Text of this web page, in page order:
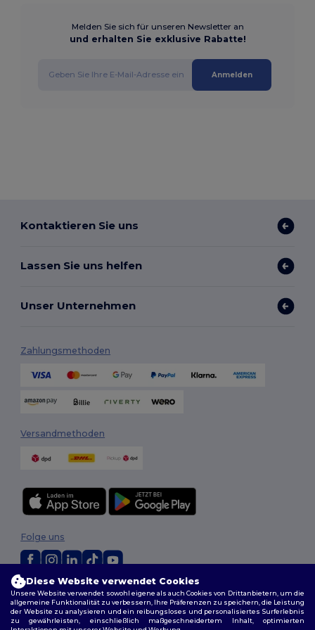
Melden Sie sich für unseren Newsletter an
und erhalten Sie exklusive Rabatte!
Anmelden
Kontaktieren Sie uns
Lassen Sie uns helfen
Unser Unternehmen
Zahlungsmethoden
Versandmethoden
2026. Alle Rechte vorbehalten
Allgemeine Geschäftsbedingungen|Personalisierungsrichtlinien|
Datenschutzbestimmungen| Cookie-Richtlinie |Site Map
Folge uns
Diese Website verwendet Cookies
Unsere Website verwendet sowohl eigene als auch Cookies von Drittanbietern, um die
allgemeine Funktionalität zu verbessern, Ihre Präferenzen zu speichern, die Leistung
der Website zu analysieren und ein reibungsloses und personalisiertes Surferlebnis
zu gewährleisten, einschließlich maßgeschneidertem Inhalt, optimierten